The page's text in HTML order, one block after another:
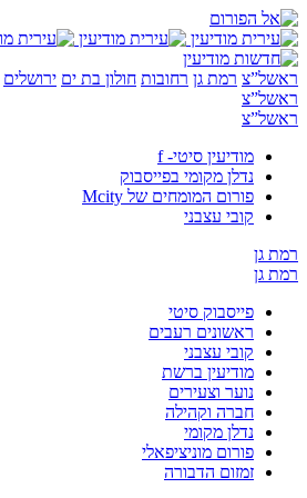
ראשל”צ רמת גן רחובות חולון בת ים ירושלים
ראשל”צ
ראשל”צ
מודיעין סיטי- f
נדלן מקומי בפייסבוק
פורום המומחים של Mcity
קובי עצבני
רמת גן
רמת גן
פייסבוק סיטי
ראשונים רעבים
קובי עצבני
מודיעין ברשת
נוער וצעירים
חברה וקהילה
נדלן מקומי
פורום מוניציפאלי
זמזום הדבורה